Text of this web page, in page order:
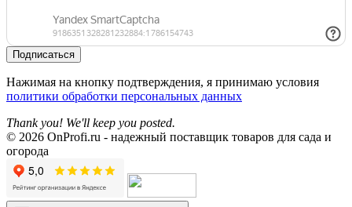
Подписаться
Нажимая на кнопку подтверждения, я принимаю условия
политики обработки персональных данных
Thank you! We'll keep you posted.
© 2026 OnProfi.ru - надежный поставщик товаров для сада и
огорода